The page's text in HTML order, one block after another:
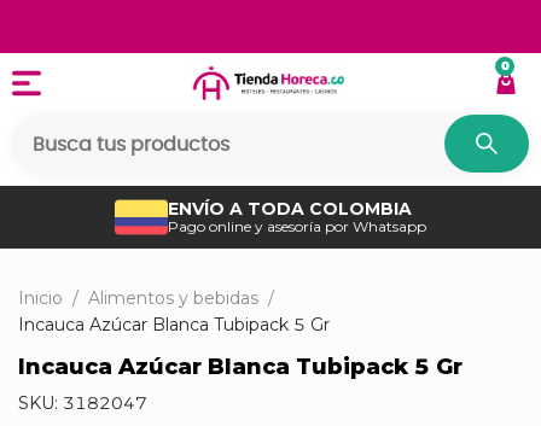
0
ENVÍO A TODA COLOMBIA
Pago online y asesoría por Whatsapp
Inicio / Alimentos y bebidas /
Incauca Azúcar Blanca Tubipack 5 Gr
Incauca Azúcar Blanca Tubipack 5 Gr
SKU: 3182047